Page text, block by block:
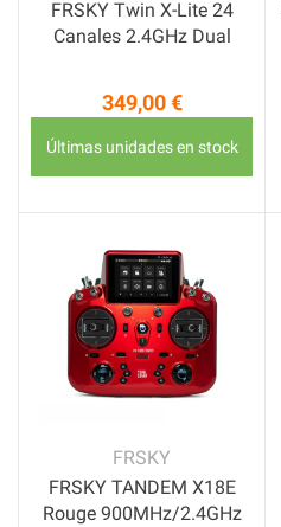
FRSKY Twin X-Lite 24
Canales 2.4GHz Dual
Precio
349,00 €
Últimas unidades en stock
FRSKY
FRSKY TANDEM X18E
Rouge 900MHz/2.4GHz